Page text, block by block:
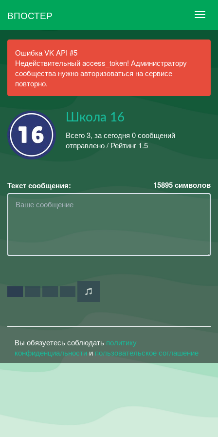
ВПОСТЕР
Ошибка VK API #5
Недействительный access_token! Администратору
сообщества нужно авторизоваться на сервисе
повторно.
Школа 16
Всего 3, за сегодня 0 сообщений
отправлено / Рейтинг 1.5
Текст сообщения: 15895символов
Вы обязуетесь соблюдать политику
конфиденциальности и пользовательское соглашение